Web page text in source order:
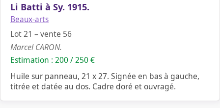
Li Batti à Sy. 1915.
Beaux-arts
Lot 21 – vente 56
Marcel CARON.
Estimation : 200 / 250 €
Huile sur panneau, 21 x 27. Signée en bas à gauche,
titrée et datée au dos. Cadre doré et ouvragé.